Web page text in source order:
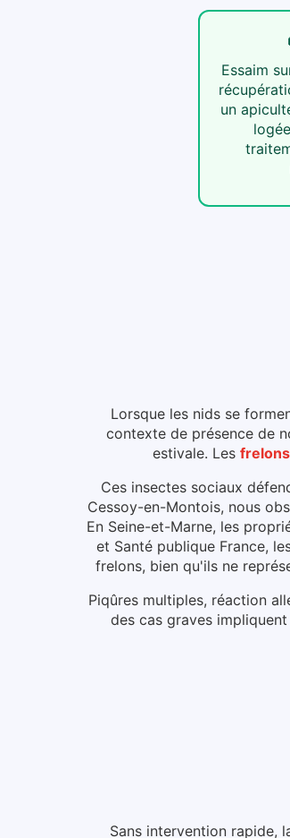
Essaim
un
Lorsque les nids se
contexte de présence de
estivale. Les
Ces insectes sociaux
Cessoy-en-Montois, nous
En Seine-et-Marne, les
et Santé publique France,
frelons, bien qu'ils ne
Piqûres multiples, réaction
des cas graves
Sans intervention rapide,